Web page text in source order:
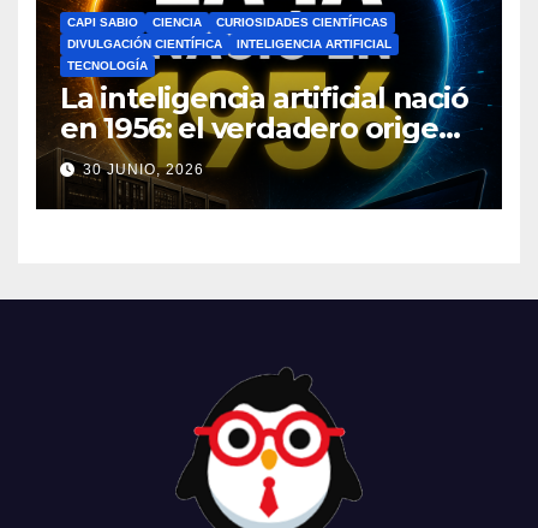
CAPI SABIO CIENCIA
CURIOSIDADES CIENTÍFICAS
DIVULGACIÓN CIENTÍFICA
INTELIGENCIA ARTIFICIAL
TECNOLOGÍA
La inteligencia artificial nació
en 1956: el verdadero origen
de la IA que cambió el
mundo
30 JUNIO, 2026